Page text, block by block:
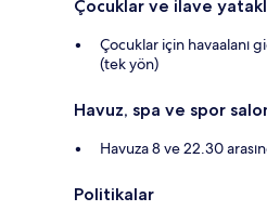
Çocuklar ve ilave
Çocuklar için havaalanı
(tek yön)
Havuz, spa ve spor
Havuza 8 ve 22.30
Politikalar